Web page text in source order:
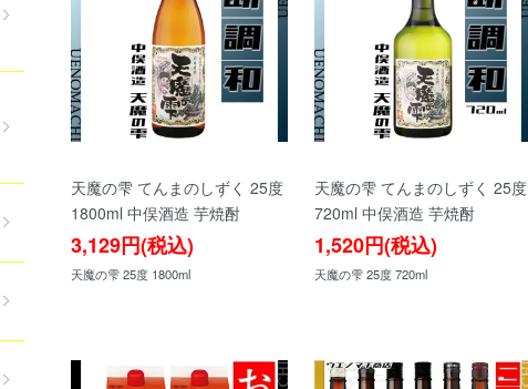
天魔の雫 てんまのしずく 25度
1800ml 中俣酒造 芋焼酎
3,129円(税込)
天魔の雫 25度 1800ml
天魔の雫 てんまのしずく 25度
720ml 中俣酒造 芋焼酎
1,520円(税込)
天魔の雫 25度 720ml